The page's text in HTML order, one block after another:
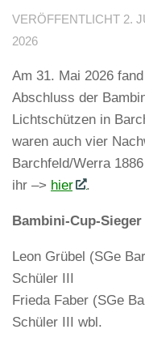
VERÖFFENTLICHT 2.
2026
Am 31. Mai 2026
Abschluss der
Lichtschützen in
waren auch vier
Barchfeld/Werra
ihr –> hier .
Bambini-Cup-
Leon Grübel (SGe
Schüler III
Frieda Faber (SGe
Schüler III wbl.